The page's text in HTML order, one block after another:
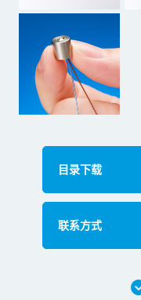
目录下载
联系方式